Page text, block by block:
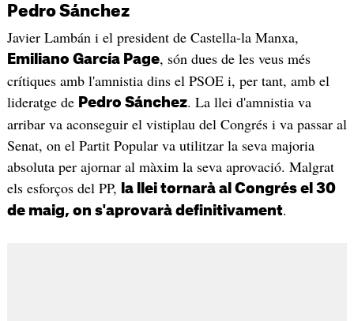
Pedro Sánchez
Javier Lambán i el president de Castella-la Manxa,
Emiliano García Page, són dues de les veus més
crítiques amb l'amnistia dins el PSOE i, per tant, amb el
lideratge de Pedro Sánchez. La llei d'amnistia va
arribar va aconseguir el vistiplau del Congrés i va passar al
Senat, on el Partit Popular va utilitzar la seva majoria
absoluta per ajornar al màxim la seva aprovació. Malgrat
els esforços del PP,
la llei tornarà al Congrés el 30
de maig, on s'aprovarà definitivament.